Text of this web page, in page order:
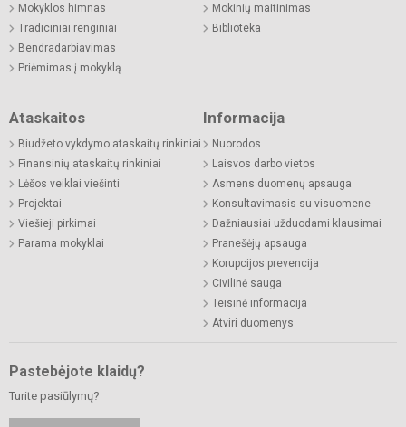
Mokyklos himnas
Tradiciniai renginiai
Bendradarbiavimas
Priėmimas į mokyklą
Mokinių maitinimas
Biblioteka
Ataskaitos
Biudžeto vykdymo ataskaitų rinkiniai
Finansinių ataskaitų rinkiniai
Lėšos veiklai viešinti
Projektai
Viešieji pirkimai
Parama mokyklai
Informacija
Nuorodos
Laisvos darbo vietos
Asmens duomenų apsauga
Konsultavimasis su visuomene
Dažniausiai užduodami klausimai
Pranešėjų apsauga
Korupcijos prevencija
Civilinė sauga
Teisinė informacija
Atviri duomenys
Pastebėjote klaidų?
Turite pasiūlymų?